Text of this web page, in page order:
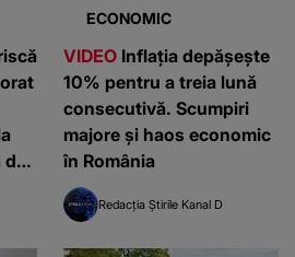
de
ECONOMIC
VIDEO Inflația depășește
10% pentru a treia lună
consecutivă. Scumpiri
majore și haos economic
în România
Redacția Știrile Kanal D